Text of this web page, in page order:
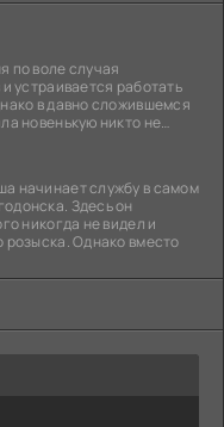
по воле случая
устраивается работать
в давно сложившемся
новенькую никто не
начинает службу в самом
Здесь он
никогда не видел и
розыска. Однако вместо